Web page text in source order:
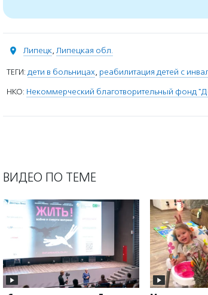
Липецк, Липецкая обл.
ТЕГИ: дети в больницах, реабилитация детей с
НКО: Некоммерческий благотворительный фонд
ВИДЕО ПО ТЕМЕ